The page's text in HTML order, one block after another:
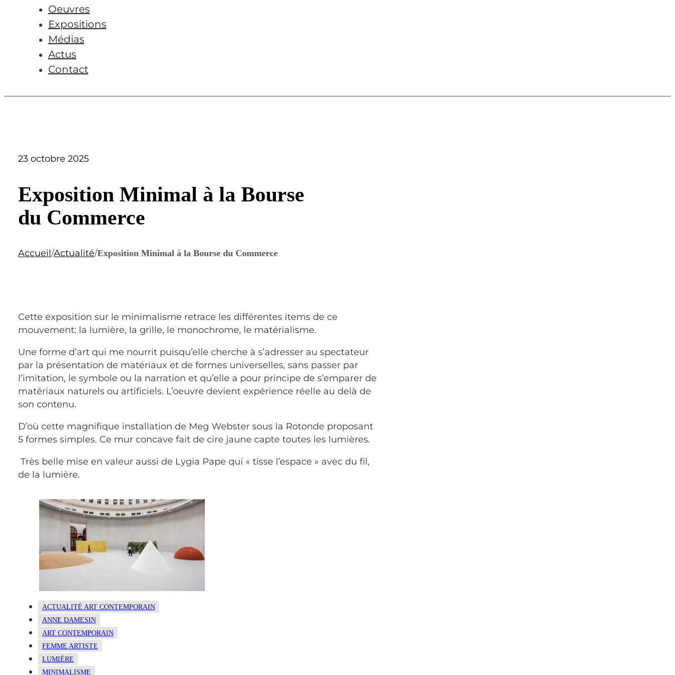
Oeuvres
Expositions
Médias
Actus
Contact
23 octobre 2025
Exposition Minimal à la Bourse
du Commerce
Accueil/Actualité/Exposition Minimal à la Bourse du Commerce
Cette exposition sur le minimalisme retrace les différentes items de ce
mouvement: la lumière, la grille, le monochrome, le matérialisme.
Une forme d’art qui me nourrit puisqu’elle cherche à s’adresser au spectateur
par la présentation de matériaux et de formes universelles, sans passer par
l’imitation, le symbole ou la narration et qu’elle a pour principe de s’emparer de
matériaux naturels ou artificiels. L’oeuvre devient expérience réelle au delà de
son contenu.
D’où cette magnifique installation de Meg Webster sous la Rotonde proposant
5 formes simples. Ce mur concave fait de cire jaune capte toutes les lumières.
Très belle mise en valeur aussi de Lygia Pape qui « tisse l’espace » avec du fil,
de la lumière.
ACTUALITÉ ART CONTEMPORAIN
ANNE DAMESIN
ART CONTEMPORAIN
FEMME ARTISTE
LUMIÈRE
MINIMALISME